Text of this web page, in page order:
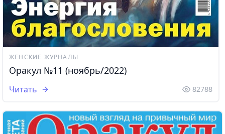
ЖЕНСКИЕ ЖУРНАЛЫ
Оракул №11 (ноябрь/2022)
Читать 82788